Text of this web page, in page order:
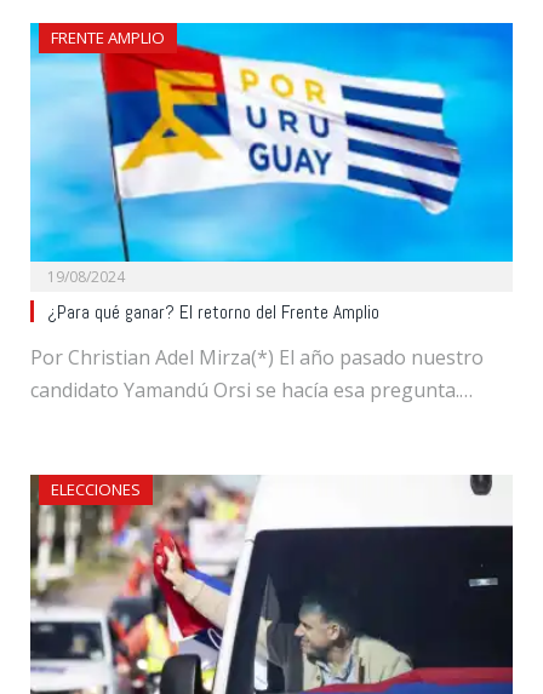
FRENTE AMPLIO
19/08/2024
¿Para qué ganar? El retorno del Frente Amplio
Por Christian Adel Mirza(*) El año pasado nuestro
candidato Yamandú Orsi se hacía esa pregunta.…
ELECCIONES